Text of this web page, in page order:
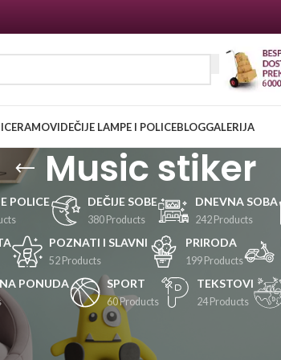
RAMOVIDEČIJE LAMPE I POLICEBLOGGALERIJA
Music stiker
POLICE DEČIJE SOBE
380 Products
DNEVNA SOBA
242 Products
POZNATI I SLAVNI
52 Products
PRIRODA
199 Products
PONUDA SPORT
60 Products
TEKSTOVI
24 Products